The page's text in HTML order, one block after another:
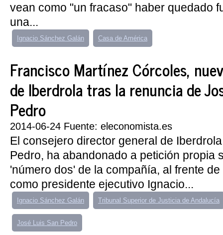
vean como "un fracaso" haber quedado
una...
Ignacio Sánchez Galán Casa de América
Francisco Martínez Córcoles,
de Iberdrola tras la renuncia de
Pedro
2014-06-24 Fuente: eleconomista.es
El consejero director general de
Pedro, ha abandonado a petición propia
'número dos' de la compañía, al frente
como presidente ejecutivo Ignacio...
Ignacio Sánchez Galán Tribunal Superior de Justicia de Andalucía
José Luis San Pedro